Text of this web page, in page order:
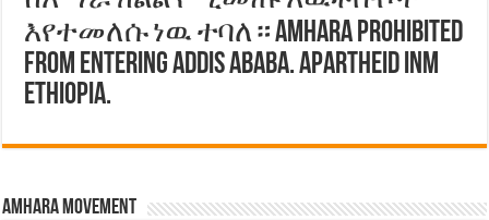
እየተመለሱ ነዉ ተባለ። Amhara prohibited
from entering Addis Ababa. Apartheid inm
Ethiopia.
Amhara Movement